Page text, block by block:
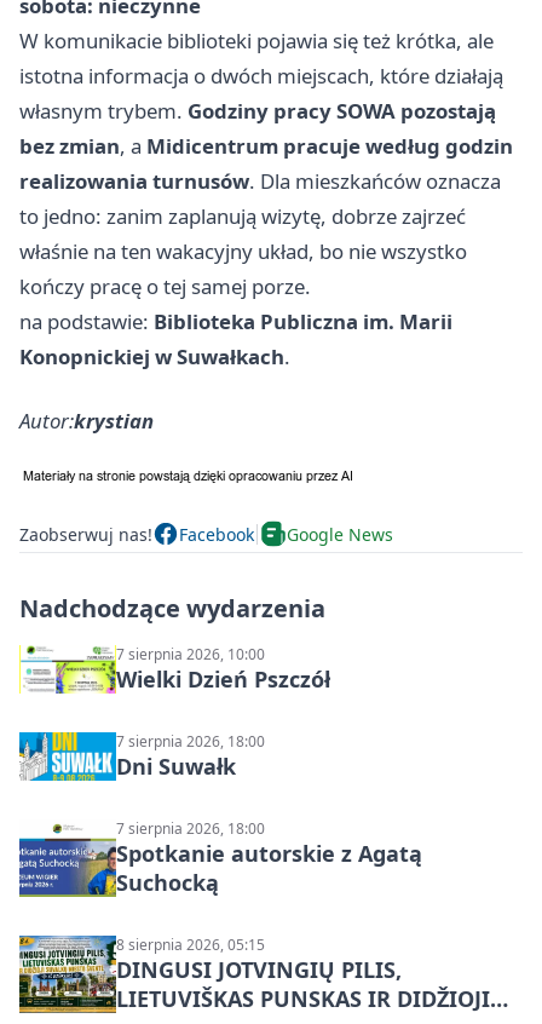
sobota: nieczynne
W komunikacie biblioteki pojawia się też krótka, ale
istotna informacja o dwóch miejscach, które działają
własnym trybem. Godziny pracy SOWA pozostają
bez zmian, a Midicentrum pracuje według godzin
realizowania turnusów. Dla mieszkańców oznacza
to jedno: zanim zaplanują wizytę, dobrze zajrzeć
właśnie na ten wakacyjny układ, bo nie wszystko
kończy pracę o tej samej porze.
na podstawie: Biblioteka Publiczna im. Marii
Konopnickiej w Suwałkach.
Autor:krystian
Zaobserwuj nas! Facebook Google News
Nadchodzące wydarzenia
7 sierpnia 2026, 10:00
Wielki Dzień Pszczół
7 sierpnia 2026, 18:00
Dni Suwałk
7 sierpnia 2026, 18:00
Spotkanie autorskie z Agatą
Suchocką
8 sierpnia 2026, 05:15
DINGUSI JOTVINGIŲ PILIS,
LIETUVIŠKAS PUNSKAS IR DIDŽIOJI